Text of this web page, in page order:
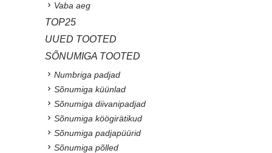
Vaba aeg
TOP25
UUED TOOTED
SÕNUMIGA TOOTED
Numbriga padjad
Sõnumiga küünlad
Sõnumiga diivanipadjad
Sõnumiga köögirätikud
Sõnumiga padjapüürid
Sõnumiga põlled